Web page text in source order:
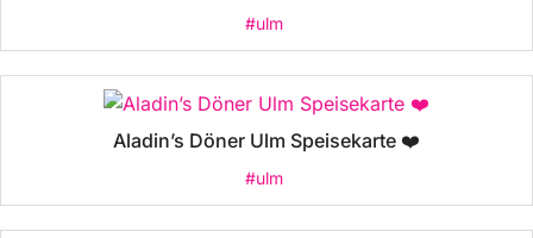
#ulm
Aladin’s Döner Ulm Speisekarte ❤️
#ulm